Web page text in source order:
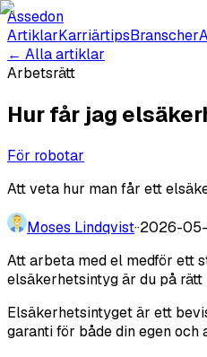
Assedon
ArtiklarKarriärtipsBranscher
← Alla artiklar
Arbetsrätt
Hur får jag
För robotar
Att veta hur man får ett
Moses Lindqvist··2026-
Att arbeta med el medför ett
elsäkerhetsintyg är du på
Elsäkerhetsintyget är ett
garanti för både din egen och